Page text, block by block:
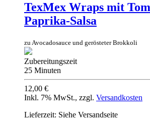
TexMex Wraps mit
Paprika-Salsa
zu Avocadosauce und gerösteter Brokkoli
Zubereitungszeit
25 Minuten
12,00 €
Inkl. 7% MwSt., zzgl. Versandkosten
Lieferzeit: Siehe Versandseite